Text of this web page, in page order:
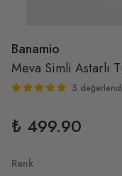
Banamio
Meva Simli Astarlı
5
₺ 499.90
Renk